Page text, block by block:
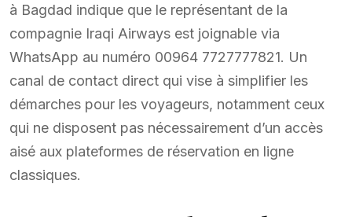
à Bagdad indique que le représentant de la
compagnie Iraqi Airways est joignable via
WhatsApp au numéro 00964 7727777821. Un
canal de contact direct qui vise à simplifier les
démarches pour les voyageurs, notamment ceux
qui ne disposent pas nécessairement d’un accès
aisé aux plateformes de réservation en ligne
classiques.